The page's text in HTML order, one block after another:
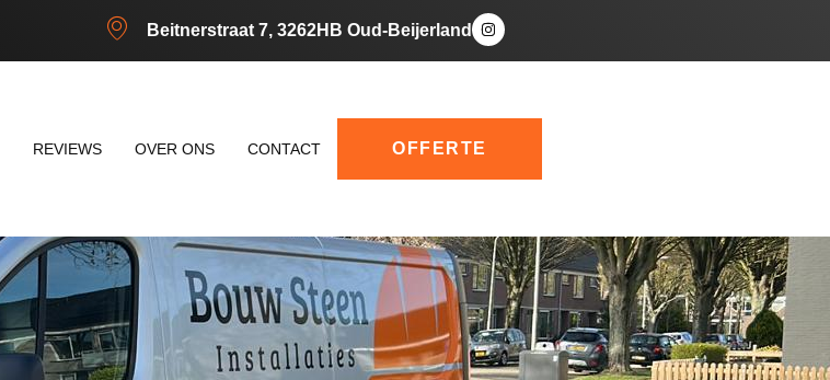
Beitnerstraat 7, 3262HB Oud-Beijerland
REVIEWS OVER ONS CONTACT OFFERTE